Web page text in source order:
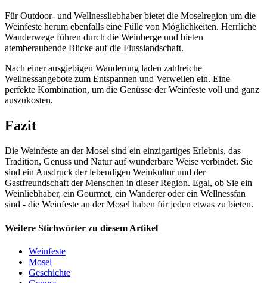
Für Outdoor- und Wellnessliebhaber bietet die Moselregion um die
Weinfeste herum ebenfalls eine Fülle von Möglichkeiten. Herrliche
Wanderwege führen durch die Weinberge und bieten
atemberaubende Blicke auf die Flusslandschaft.
Nach einer ausgiebigen Wanderung laden zahlreiche
Wellnessangebote zum Entspannen und Verweilen ein. Eine
perfekte Kombination, um die Genüsse der Weinfeste voll und ganz
auszukosten.
Fazit
Die Weinfeste an der Mosel sind ein einzigartiges Erlebnis, das
Tradition, Genuss und Natur auf wunderbare Weise verbindet. Sie
sind ein Ausdruck der lebendigen Weinkultur und der
Gastfreundschaft der Menschen in dieser Region. Egal, ob Sie ein
Weinliebhaber, ein Gourmet, ein Wanderer oder ein Wellnessfan
sind - die Weinfeste an der Mosel haben für jeden etwas zu bieten.
Weitere Stichwörter zu diesem Artikel
Weinfeste
Mosel
Geschichte